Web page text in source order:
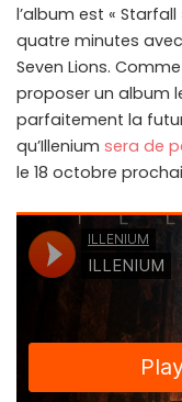
l’album est «
quatre minutes
Seven Lions.
proposer un album
parfaitement la
qu’Illenium sera de
le 18 octobre